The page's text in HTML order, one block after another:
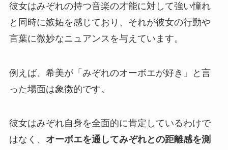
彼女はみぞれの持つ音楽の才能に対して強い憧れ
と同時に嫉妬を感じており、それが彼女の行動や
言葉に微妙なニュアンスを与えています。
例えば、希美が「みぞれのオーボエが好き」と言
った場面は象徴的です。
彼女はみぞれ自身を全面的に肯定しているわけで
はなく、 オーボエを通してみぞれとの距離感を測